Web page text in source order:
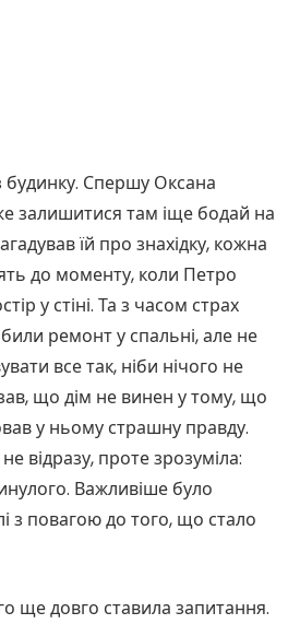
будинку. Спершу Оксана
залишитися там іще бодай на
їй про знахідку, кожна
до моменту, коли Петро
у стіні. Та з часом страх
ремонт у спальні, але не
все так, ніби нічого не
що дім не винен у тому, що
у ньому страшну правду.
відразу, проте зрозуміла:
Важливіше було
з повагою до того, що стало
ще довго ставила запитання.